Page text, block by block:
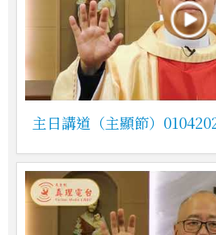
主日講道（主顯節）